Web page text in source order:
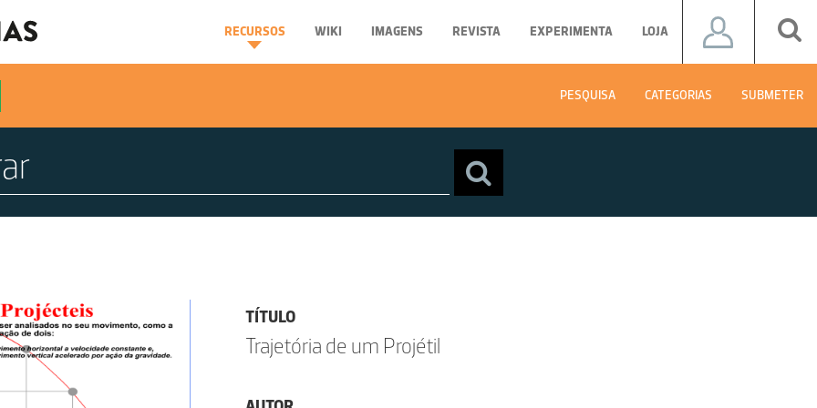
RECURSOS WIKI IMAGENS REVISTA EXPERIMENTA LOJA
PESQUISA CATEGORIAS SUBMETER
TÍTULO
Trajetória de um Projétil